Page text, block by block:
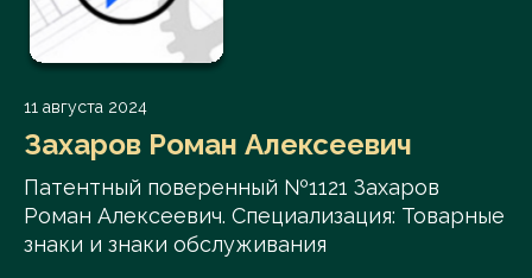
11 августа 2024
Захаров Роман Алексеевич
Патентный поверенный №1121 Захаров
Роман Алексеевич. Специализация: Товарные
знаки и знаки обслуживания